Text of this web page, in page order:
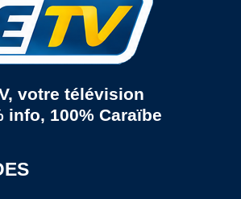
votre télévision
info, 100% Caraïbe